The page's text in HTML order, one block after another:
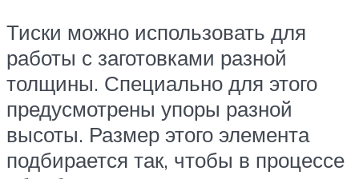
Тиски можно использовать для
работы с заготовками разной
толщины. Специально для этого
предусмотрены упоры разной
высоты. Размер этого элемента
подбирается так, чтобы в процессе